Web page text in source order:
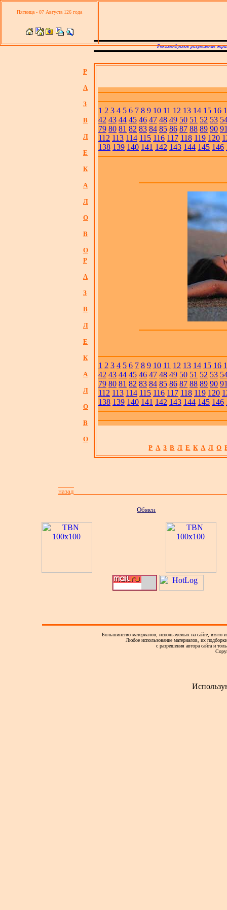
Пятница - 07 Августа 126 года
Р
А
З
В
Л
Е
К
А
Л
О
В
О
Р
А
З
В
Л
Е
К
А
Л
О
В
О
Рекомендуемое разрешение
1 2 3 4 5 6 7 8 9 10 11 12 13 14 15 16
42 43 44 45 46 47 48 49 50 51 52 53
79 80 81 82 83 84 85 86 87 88 89 90
112 113 114 115 116 117 118 119 120
138 139 140 141 142 143 144 145 146
1 2 3 4 5 6 7 8 9 10 11 12 13 14 15 16
42 43 44 45 46 47 48 49 50 51 52 53
79 80 81 82 83 84 85 86 87 88 89 90
112 113 114 115 116 117 118 119 120
138 139 140 141 142 143 144 145 146
Р А З В Л Е К А Л О
назад
Обмен
Большинство материалов, используемых на сайте, взято
Любое использование материалов, их
с разрешения автора сайта и